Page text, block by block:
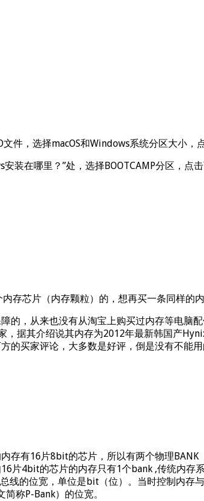
件，选择macOS和Windows系统分区大小，
装在哪里？”处，选择BOOTCAMP分区，点
存芯片（内存颗粒）的，想再买一条同样的
的，从来也没有从淘宝上购买过内存等电脑
据其介绍说其内存为2012年最新韩国产
买家评论，大多数是好评，倒是没有不能
有16片8bit的芯片，所以有两个物理
4bit的芯片的内存只有1个bank ,传统内存
线的位宽，单位是bit（位）。当时控制内存
称P-Bank）的位宽。